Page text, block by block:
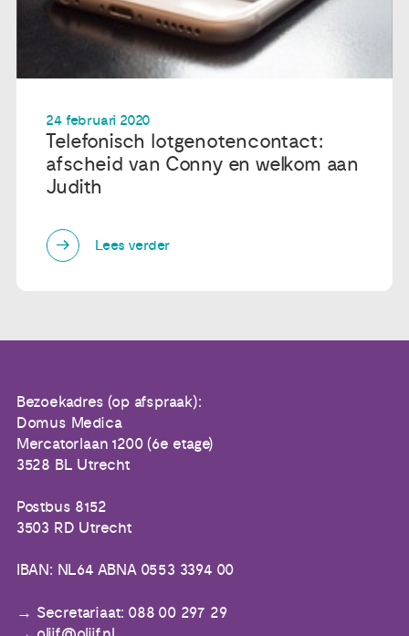
24 februari 2020
Telefonisch lotgenotencontact:
afscheid van Conny en welkom aan
Judith
Lees verder
Bezoekadres (op afspraak):
Domus Medica
Mercatorlaan 1200 (6e etage)
3528 BL Utrecht
Postbus 8152
3503 RD Utrecht
IBAN: NL64 ABNA 0553 3394 00
Secretariaat: 088 00 297 29